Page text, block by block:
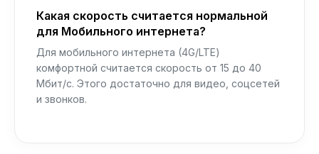
Какая скорость считается нормальной
для Мобильного интернета?
Для мобильного интернета (4G/LTE)
комфортной считается скорость от 15 до 40
Мбит/с. Этого достаточно для видео, соцсетей
и звонков.